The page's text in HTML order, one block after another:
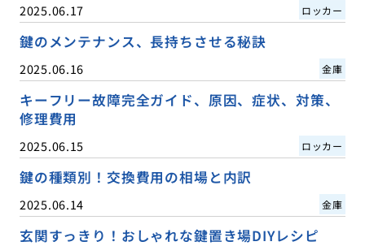
2025.06.17 ロッカー
鍵のメンテナンス、長持ちさせる秘訣
2025.06.16 金庫
キーフリー故障完全ガイド、原因、症状、対策、
修理費用
2025.06.15 ロッカー
鍵の種類別！交換費用の相場と内訳
2025.06.14 金庫
玄関すっきり！おしゃれな鍵置き場DIYレシピ